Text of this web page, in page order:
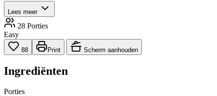
Lees meer
28 Porties
Easy
88 Print Scherm aanhouden
Ingrediënten
Porties